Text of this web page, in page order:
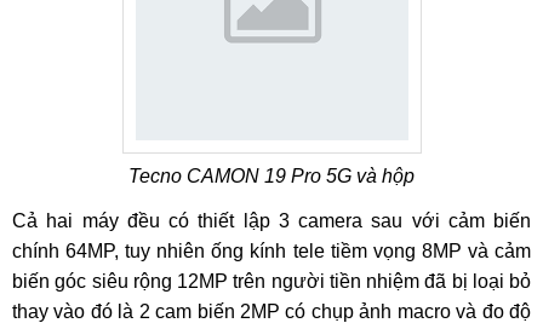
Tecno CAMON 19 Pro 5G và hộp
Cả hai máy đều có thiết lập 3 camera sau với cảm biến
chính 64MP, tuy nhiên ống kính tele tiềm vọng 8MP và cảm
biến góc siêu rộng 12MP trên người tiền nhiệm đã bị loại bỏ
thay vào đó là 2 cam biến 2MP có chụp ảnh macro và đo độ